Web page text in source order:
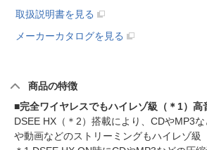
取扱説明書を見る
メーカーカタログを見る
商品の特徴
■完全ワイヤレスでもハイレゾ級（＊1）高
DSEE HX（＊2）搭載により、CDやMP3
や動画などのストリーミングもハイレゾ級